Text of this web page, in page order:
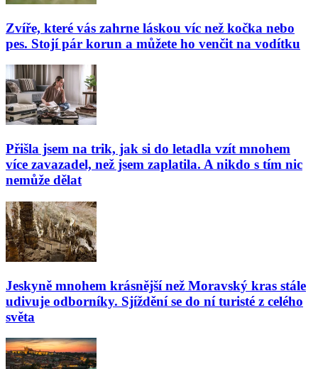
Zvíře, které vás zahrne láskou víc než kočka nebo
pes. Stojí pár korun a můžete ho venčit na vodítku
Přišla jsem na trik, jak si do letadla vzít mnohem
více zavazadel, než jsem zaplatila. A nikdo s tím nic
nemůže dělat
Jeskyně mnohem krásnější než Moravský kras stále
udivuje odborníky. Sjíždění se do ní turisté z celého
světa